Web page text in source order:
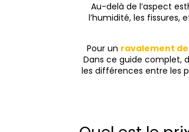
Au-delà de l’aspect
l’humidité, les fissures,
Pour un ravalement
Dans ce guide complet,
les différences entre les